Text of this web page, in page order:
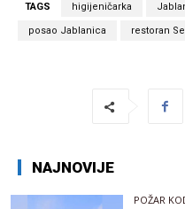
TAGS higijeničarka
posao Jablanica restoran
NAJNOVIJE
POŽAR